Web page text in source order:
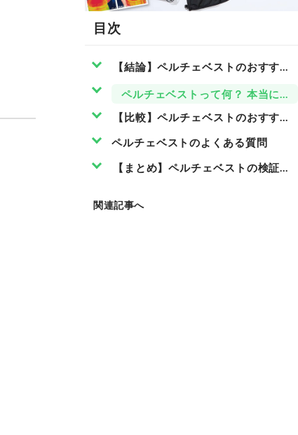
目次
【結論】ペルチェベストのおすす
ペルチェベストって何？ 本当に涼
【比較】ペルチェベストのおすすめ
ペルチェベストのよくある質問
【まとめ】ペルチェベストの検証テ
関連記事へ